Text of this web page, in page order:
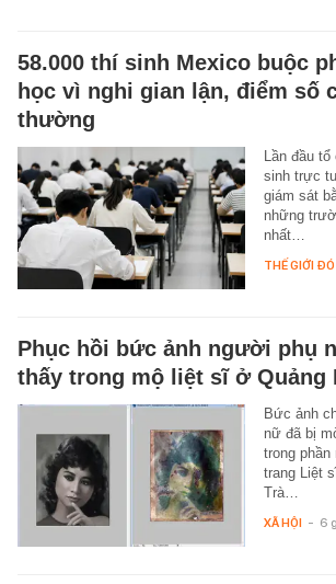
58.000 thí sinh Mexico buộc
học vì nghi gian lận, điểm số
thường
Lần đầu
sinh trực
giám sát
những
nhất…
THẾ GIỚI
Phục hồi bức ảnh người phụ
thấy trong mộ liệt sĩ ở Quảng
Bức ảnh
nữ đã bị
trong
trang Liệt
Trà…
XÃ HỘI - 6